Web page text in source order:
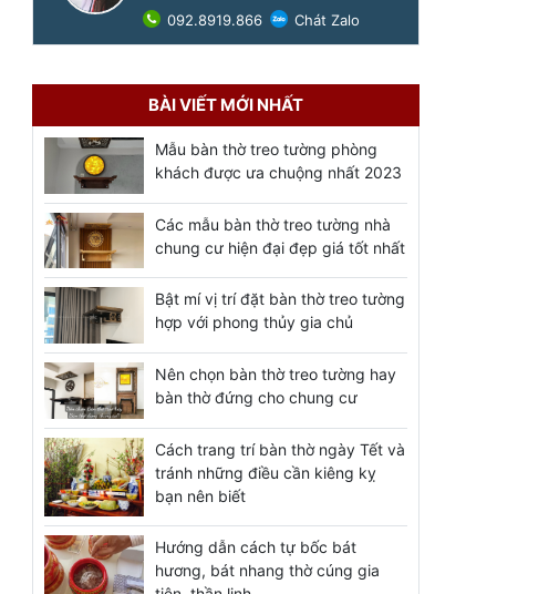
092.8919.866 Chát Zalo
BÀI VIẾT MỚI NHẤT
Mẫu bàn thờ treo tường phòng
khách được ưa chuộng nhất 2023
Các mẫu bàn thờ treo tường nhà
chung cư hiện đại đẹp giá tốt nhất
Bật mí vị trí đặt bàn thờ treo tường
hợp với phong thủy gia chủ
Nên chọn bàn thờ treo tường hay
bàn thờ đứng cho chung cư
Cách trang trí bàn thờ ngày Tết và
tránh những điều cần kiêng kỵ
bạn nên biết
Hướng dẫn cách tự bốc bát
hương, bát nhang thờ cúng gia